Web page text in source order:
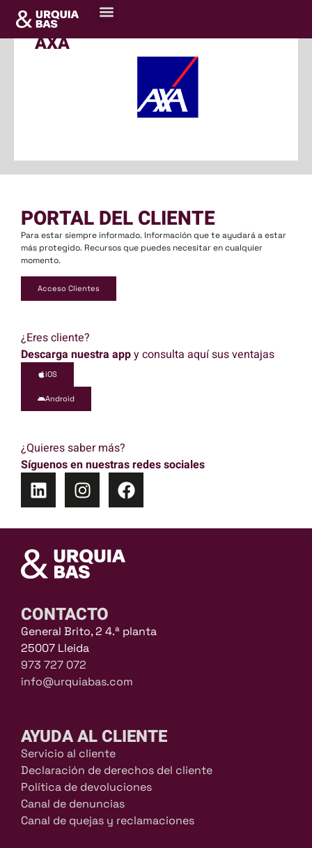
AXA
PORTAL DEL CLIENTE
Para estar siempre informado. Información que te ayudará a estar
más protegido. Recursos que puedes necesitar en cualquier
momento.
Acceso Clientes
¿Eres cliente?
Descarga nuestra appy consulta aquí sus ventajas
iOS
Android
¿Quieres saber más?
Síguenos en nuestras redes sociales
CONTACTO
General Brito, 2 4.ª planta
25007 Lleida
973 727 072
info@urquiabas.com
AYUDA AL CLIENTE
Servicio al cliente
Declaración de derechos del cliente
Política de devoluciones
Canal de denuncias
Canal de quejas y reclamaciones